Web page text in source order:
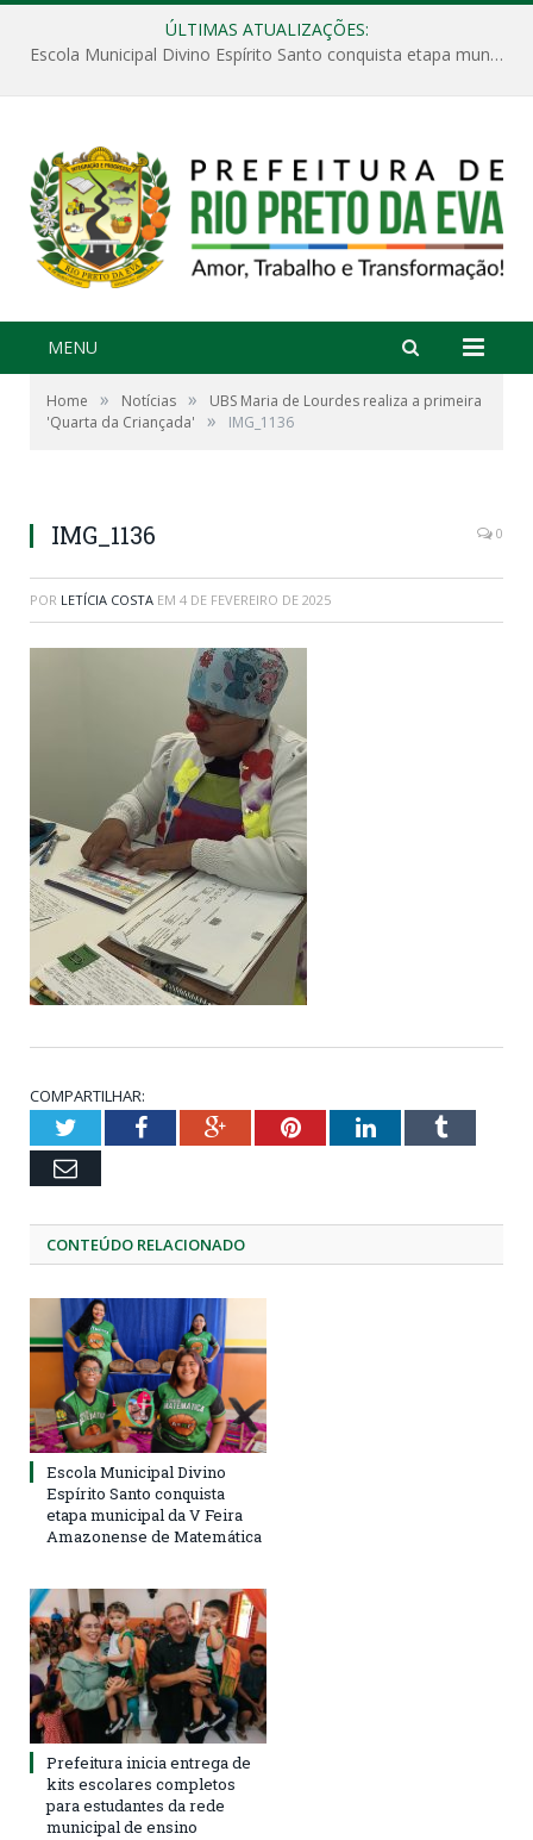
ÚLTIMAS ATUALIZAÇÕES:
Escola Municipal Divino Espírito Santo conquista etapa municipal da V Feira Amazonense de Matemática
MENU
Home » Notícias »
UBS Maria de Lourdes realiza a primeira
'Quarta da Criançada'
» IMG_1136
IMG_1136 0
POR LETÍCIA COSTA EM 4 DE FEVEREIRO DE 2025
COMPARTILHAR:
TwitterFacebookGoogle+PinterestLinkedInTumblr
Email
CONTEÚDO RELACIONADO
Escola Municipal Divino
Espírito Santo conquista
etapa municipal da V Feira
Amazonense de Matemática
Prefeitura inicia entrega de
kits escolares completos
para estudantes da rede
municipal de ensino